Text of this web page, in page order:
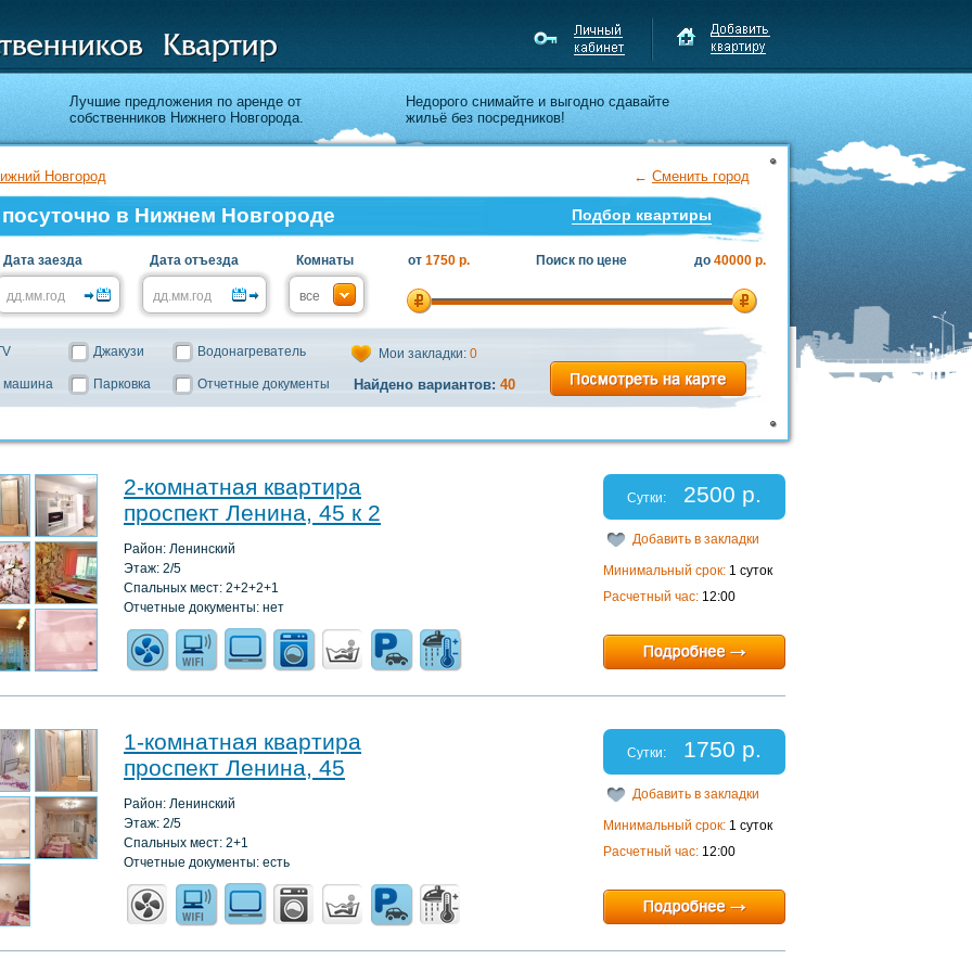
Лучшие предложения по аренде от
собственников Нижнего Новгорода.
Недорого снимайте и выгодно сдавайте
жильё без посредников!
Новгород ← Сменить город
в Нижнем Новгороде Подбор квартиры
Дата заезда Дата отъезда Комнаты Поиск по цене
от 1750 р. до 40000 р.
Джакузи Водонагреватель
машина Парковка Отчетные документы
Мои закладки: 0
Найдено вариантов: 40
2-комнатная квартира
проспект Ленина, 45 к 2
Район: Ленинский
Этаж: 2/5
Спальных мест: 2+2+2+1
Отчетные документы: нет
Сутки: 2500 р.
Добавить в закладки
Минимальный срок: 1 суток
Расчетный час: 12:00
1-комнатная квартира
проспект Ленина, 45
Район: Ленинский
Этаж: 2/5
Спальных мест: 2+1
Отчетные документы: есть
Сутки: 1750 р.
Добавить в закладки
Минимальный срок: 1 суток
Расчетный час: 12:00